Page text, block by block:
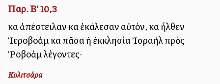
Παρ. Β' 10,3
καὶ ἀπέστειλαν καὶ ἐκάλεσαν αὐτόν, καὶ ἦλθεν
Ἱεροβοὰμ καὶ πᾶσα ἡ ἐκκλησία Ἰσραὴλ πρὸς
Ῥοβοὰμ λέγοντες·
Κολιτσάρα